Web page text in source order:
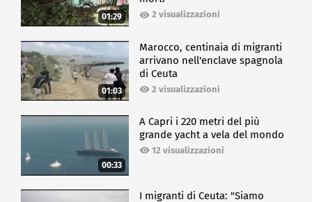
01:29 2 visualizzazioni
01:03
Marocco, centinaia di migranti
arrivano nell'enclave spagnola
di Ceuta
2 visualizzazioni
00:33
A Capri i 220 metri del più
grande yacht a vela del mondo
12 visualizzazioni
I migranti di Ceuta: "Siamo